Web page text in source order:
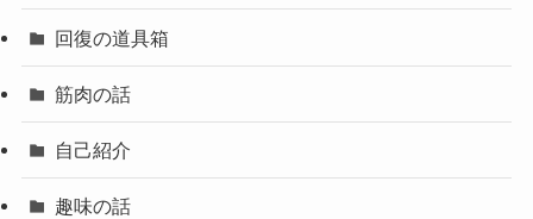
回復の道具箱
筋肉の話
自己紹介
趣味の話